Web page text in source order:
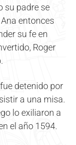
su padre se
entonces
su fe en
Roger
detenido por
a una misa.
lo exiliaron a
el año 1594.